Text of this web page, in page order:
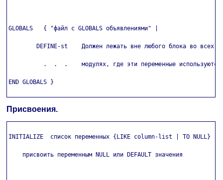
GLOBALS   { "файл с GLOBALS объявлениями" |
        DEFINE-st    Должен лежать вне любого блока во всех
          .  .  .    модулях, где эти переменные используются
END GLOBALS }
Присвоения.
INITIALIZE  список переменных {LIKE column-list | TO NULL}
    присвоить переменным NULL или DEFAULT значения